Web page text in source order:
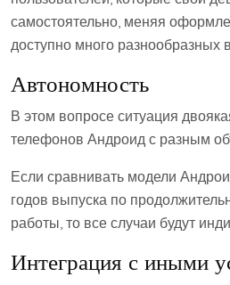
самостоятельно, меняя
доступно много разнообразных
Автономность
В этом вопросе ситуация
телефонов Андроид с разным
Если сравнивать модели
годов выпуска по
работы, то все случаи будут
Интеграция с иными